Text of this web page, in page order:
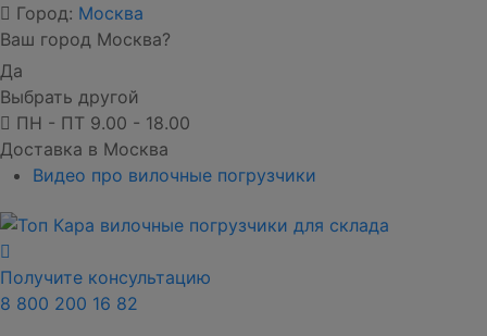
Город: Москва
Ваш город Москва?
Да
Выбрать другой
ПН - ПТ 9.00 - 18.00
Доставка в Москва
Видео про вилочные погрузчики
Получите консультацию
8 800 200 16 82